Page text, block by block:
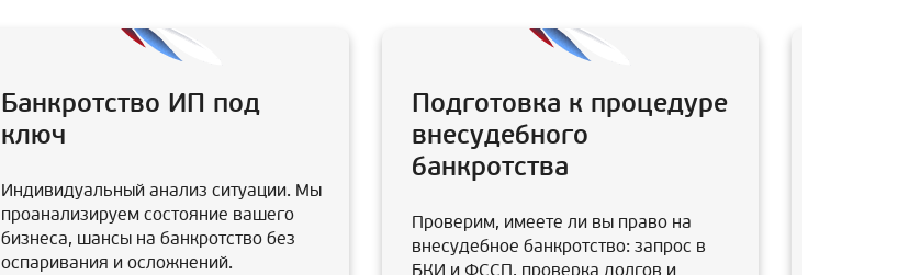
Банкротство ИП под
ключ
Индивидуальный анализ ситуации. Мы
проанализируем состояние вашего
бизнеса, шансы на банкротство без
оспаривания и осложнений.
Подготовка к процедуре
внесудебного
банкротства
Проверим, имеете ли вы право на
внесудебное банкротство: запрос в
БКИ и ФССП, проверка долгов и